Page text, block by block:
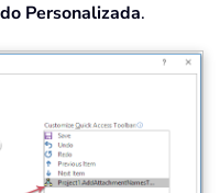
Personalizada.